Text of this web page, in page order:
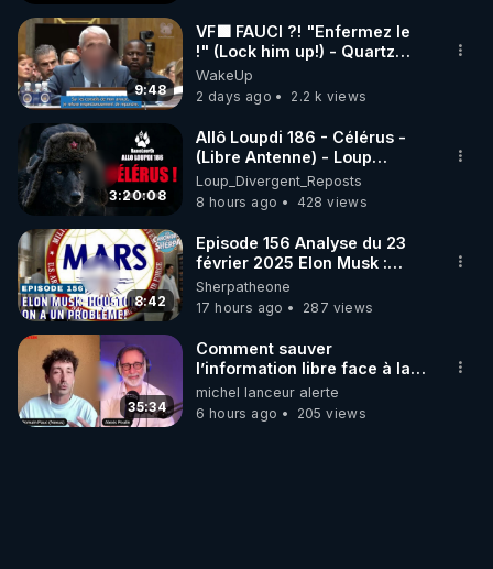
9:48
VF🟩 FAUCI ?! "Enfermez le
!" (Lock him up!) - Quartz
Traduction
WakeUp
2 days ago
2.2 k views
3:20:08
Allô Loupdi 186 - Célérus -
(Libre Antenne) - Loup
Divergent 2026.08.06
Loup_Divergent_Reposts
8 hours ago
428 views
8:42
Episode 156 Analyse du 23
février 2025 Elon Musk :
Houston , on a un problème !
Sherpatheone
17 hours ago
287 views
35:34
Comment sauver
l’information libre face à la
censure ? Interview avec
Alexis Poulin
michel lanceur alerte
6 hours ago
205 views